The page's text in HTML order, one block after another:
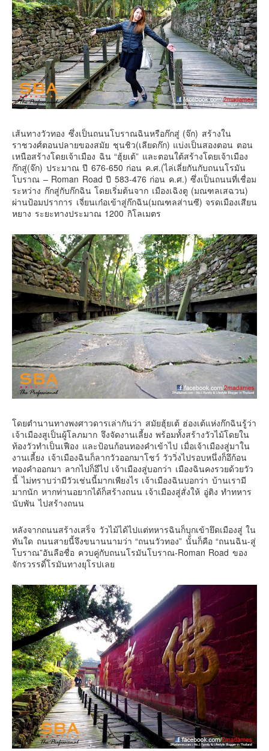
เส้นทางวัวทอง ซึ่งเป็นถนนโบราณฉินหรือก๊กสู่ (จ๊ก) สร้างใน
ราชวงศ์ตอนปลายของสมัย ชุนชิว(เลียดก๊ก) แบ่งเป็นสองตอน ตอน
เหนือสร้างโดยเจ้าเมือง ฉิน “ฮุ้ยเต้” และตอนใต้สร้างโดยเจ้าเมือง
ก๊กสู่(จ๊ก) ประมาณ ปี 676-650 ก่อน ค.ศ.(ไล่เลี่ยกันกับถนนโรมัน
โบราณ – Roman Road ปี 583-476 ก่อน ค.ศ.) ซึ่งเป็นถนนที่เชื่อม
ระหว่าง ก๊กสู่กับก๊กฉิน โดยเริ่มต้นจาก เมืองเฉิงตู (มณฑลเสฉวน)
ผ่านป้อมปราการ เจี่ยนเก๋อเข้าสู่ก๊กฉิน(มณฑลส่านซี) จรดเมืองเสียน
หยาง ระยะทางประมาณ 1200 กิโลเมตร
โดยตำนานทางพงศาวดารเล่ากันว่า สมัยฮุ้ยเต้ ฮ่องเต้แห่งก๊กฉินรู้ว่า
เจ้าเมืองสูเป็นผู้โลภมาก จึงจัดงานเลี้ยง พร้อมทั้งสร้างวัวไม้โดยใน
ท้องวัวทำเป็นเฟือง และป้อนก้อนทองคำเข้าไป เมื่อเจ้าเมืองสู่มาใน
งานเลี้ยง เจ้าเมืองฉินก็ลากวัวออกมาโชว์ วัววิ่งไปรอบหนึ่งก็อึก้อน
ทองคำออกมา ลากไปก็อึไป เจ้าเมืองสู่บอกว่า เมืองฉินคงรวยด้วยวัว
นี้ ไม่ทราบว่ามีวัวเช่นนี้มากเพียงไร เจ้าเมืองฉินบอกว่า บ้านเรามี
มากนัก หากท่านอยากได้ก็สร้างถนน เจ้าเมืองสู่สั่งให้ อู่ติง ทำทหาร
นับพัน ไปสร้างถนน
หลังจากถนนสร้างเสร็จ วัวไม้ได้ไปแต่ทหารฉินก็บุกเข้ายึดเมืองสู่ ใน
ทันใด ถนนสายนี้จึงขนานนามว่า “ถนนวัวทอง” นั้นก็คือ “ถนนฉิน-สู่
โบราณ”อันลือชื่อ ควบคู่กับถนนโรมันโบราณ-Roman Road ของ
จักรวรรดิ์โรมันทางยุโรปเลย